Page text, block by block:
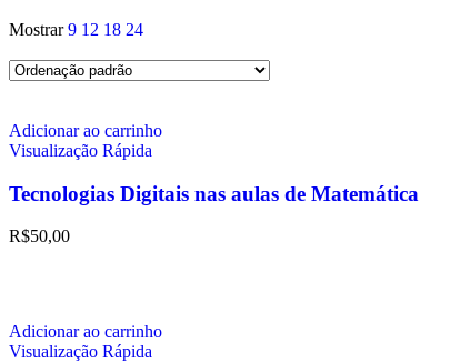
Mostrar9 12 18 24
Adicionar ao carrinho
Visualização Rápida
Tecnologias Digitais nas aulas de Matemática
R$50,00
Adicionar ao carrinho
Visualização Rápida